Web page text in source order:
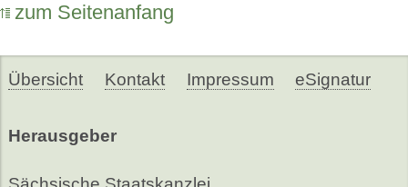
zum Seitenanfang
Übersicht Kontakt Impressum eSignatur
Herausgeber